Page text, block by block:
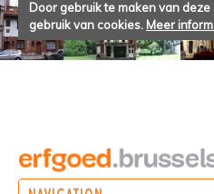
Door gebruik te maken van
gebruik van cookies. Meer